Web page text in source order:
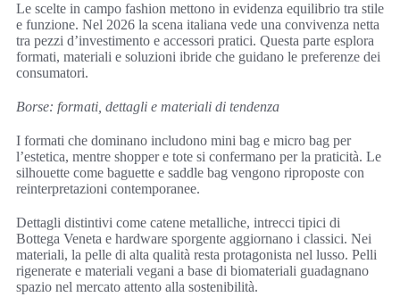
Le scelte in campo fashion mettono in evidenza equilibrio tra stile
e funzione. Nel 2026 la scena italiana vede una convivenza netta
tra pezzi d’investimento e accessori pratici. Questa parte esplora
formati, materiali e soluzioni ibride che guidano le preferenze dei
consumatori.
Borse: formati, dettagli e materiali di tendenza
I formati che dominano includono mini bag e micro bag per
l’estetica, mentre shopper e tote si confermano per la praticità. Le
silhouette come baguette e saddle bag vengono riproposte con
reinterpretazioni contemporanee.
Dettagli distintivi come catene metalliche, intrecci tipici di
Bottega Veneta e hardware sporgente aggiornano i classici. Nei
materiali, la pelle di alta qualità resta protagonista nel lusso. Pelli
rigenerate e materiali vegani a base di biomateriali guadagnano
spazio nel mercato attento alla sostenibilità.